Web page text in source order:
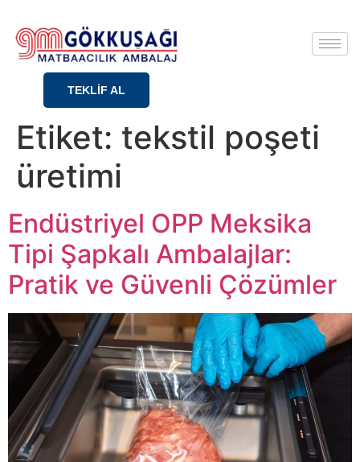
TEKLİF AL
Etiket: tekstil poşeti
üretimi
Endüstriyel OPP Meksika
Tipi Şapkalı Ambalajlar:
Pratik ve Güvenli Çözümler